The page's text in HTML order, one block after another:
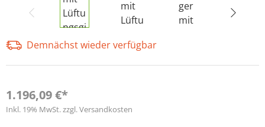
Demnächst wieder verfügbar
1.196,09 €*
Inkl. 19% MwSt. zzgl. Versandkosten